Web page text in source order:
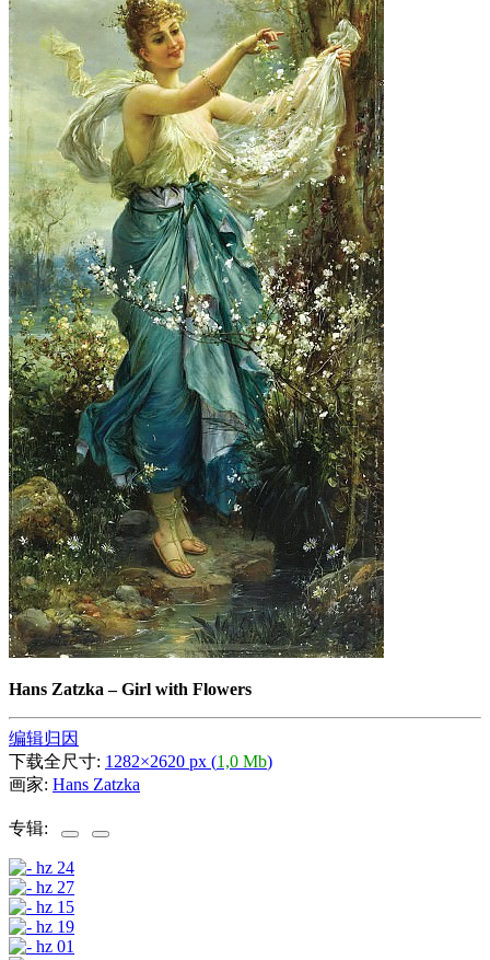
Hans Zatzka –Girl with Flowers
编辑归因
下载全尺寸: 1282×2620 px (1,0 Mb)
画家: Hans Zatzka
专辑: